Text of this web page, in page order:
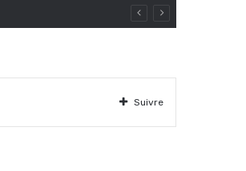
Suivre